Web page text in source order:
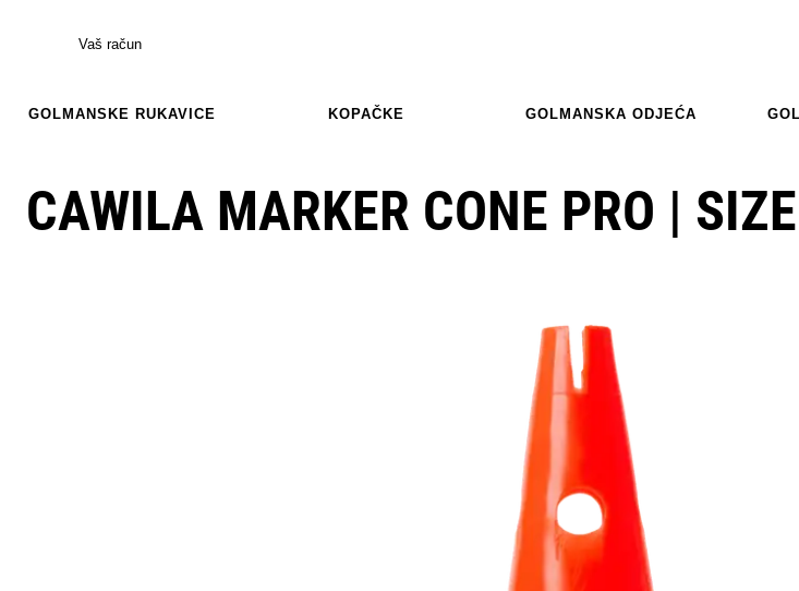
Vaš račun
GOLMANSKE RUKAVICE KOPAČKE GOLMANSKA ODJEĆA
CAWILA MARKER CONE PRO |